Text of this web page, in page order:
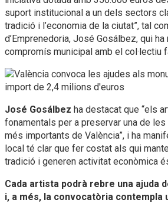
suport institucional a un dels sectors
tradició i l’economia de la ciutat”, tal
d’Emprenedoria, José Gosálbez, qui ha
compromís municipal amb el col·lectiu
José Gosálbez ha destacat que “els
fonamentals per a preservar una de
més importants de València”, i ha
local té clar que fer costat als qui
tradició i generen activitat econòmica
Cada artista podrà rebre una ajuda
i, a més, la convocatòria contempla